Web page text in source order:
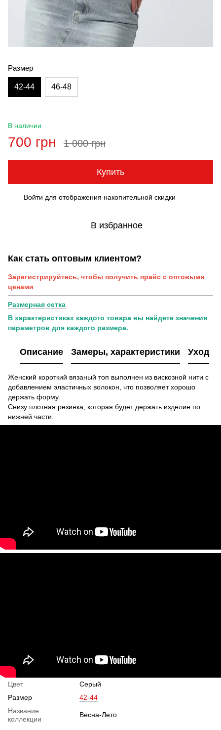
Размер
42-44 46-48
В наличии
700 грн 1 000 грн
Купить
Войти для отображения накопительной скидки
В избранное
Как стать оптовым клиентом?
Зарегистрируйтесь, чтобы получить прайс с оптовыми
ценами
Размерная сетка
В характеристиках каждого товара вы найдете значения
параметров для каждого размера.
Описание Замеры, характеристики Уход
Женский короткий вязаный топ выполнен из вискозной нити с
добавлением эластичных волокон, что позволяет хорошо
держать форму.
Снизу плотная резинка, которая будет держать изделие по
нижней части.
Цвет
Серый
Размер
42-44
Название
коллекции
Весна-Лето